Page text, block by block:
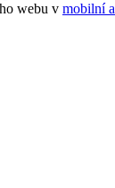
webu v mobilní